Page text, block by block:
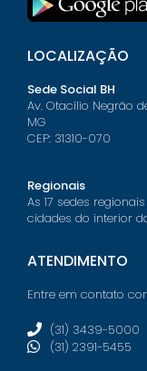
LOCALIZAÇÃO
Sede Social BH
Av. Otacílio Negrão
MG
CEP: 31310-070
Regionais
As 17 sedes
cidades do interior
ATENDIMENTO
Entre em contato
(31) 3439-5000
(31) 2391-5455